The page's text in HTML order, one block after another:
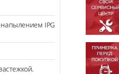
напылением IPG